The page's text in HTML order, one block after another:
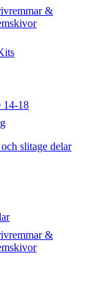
&
14-18
slitage delar
&